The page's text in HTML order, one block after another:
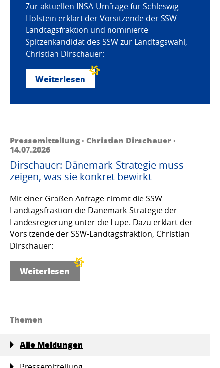
Zur aktuellen INSA-Umfrage für Schleswig-
Holstein erklärt der Vorsitzende der SSW-
Landtagsfraktion und nominierte
Spitzenkandidat des SSW zur Landtagswahl,
Christian Dirschauer:
Weiterlesen
Pressemitteilung · Christian Dirschauer·
14.07.2026
Dirschauer: Dänemark-Strategie muss
zeigen, was sie konkret bewirkt
Mit einer Großen Anfrage nimmt die SSW-
Landtagsfraktion die Dänemark-Strategie der
Landesregierung unter die Lupe. Dazu erklärt der
Vorsitzende der SSW-Landtagsfraktion, Christian
Dirschauer:
Weiterlesen
Themen
Alle Meldungen